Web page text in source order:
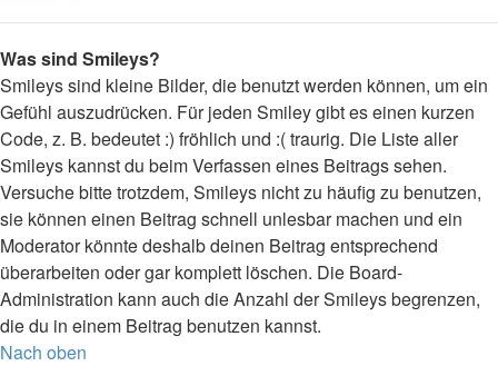
Was sind Smileys?
Smileys sind kleine Bilder, die benutzt werden können, um ein
Gefühl auszudrücken. Für jeden Smiley gibt es einen kurzen
Code, z. B. bedeutet :) fröhlich und :( traurig. Die Liste aller
Smileys kannst du beim Verfassen eines Beitrags sehen.
Versuche bitte trotzdem, Smileys nicht zu häufig zu benutzen,
sie können einen Beitrag schnell unlesbar machen und ein
Moderator könnte deshalb deinen Beitrag entsprechend
überarbeiten oder gar komplett löschen. Die Board-
Administration kann auch die Anzahl der Smileys begrenzen,
die du in einem Beitrag benutzen kannst.
Nach oben